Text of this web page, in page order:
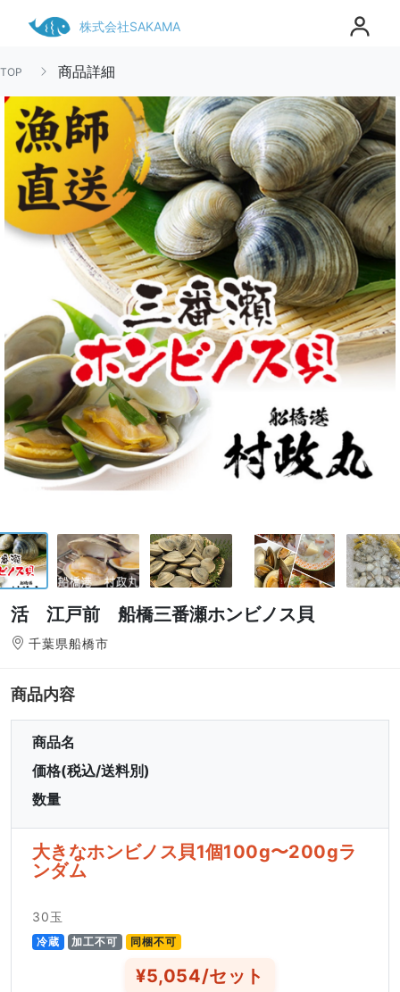
株式会社SAKAMA
TOP 商品詳細
活 江戸前 船橋三番瀬ホンビノス貝
千葉県船橋市
商品内容
商品名
価格(税込/送料別)
数量
大きなホンビノス貝1個100g〜200gラ
ンダム
30玉
冷蔵 加工不可 同梱不可
¥5,054/セット